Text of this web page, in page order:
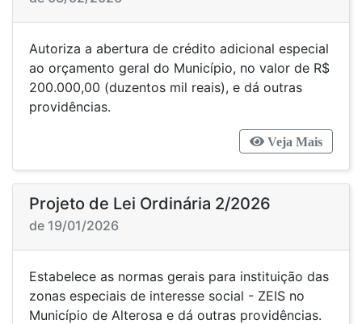
Autoriza a abertura de crédito adicional especial
ao orçamento geral do Município, no valor de R$
200.000,00 (duzentos mil reais), e dá outras
providências.
Veja Mais
Projeto de Lei Ordinária 2/2026
de 19/01/2026
Estabelece as normas gerais para instituição das
zonas especiais de interesse social - ZEIS no
Município de Alterosa e dá outras providências.